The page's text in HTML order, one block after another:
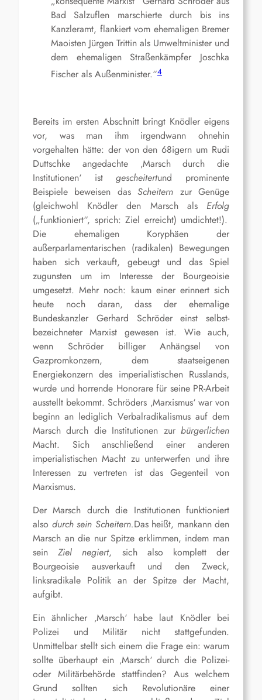
Bad Salzuflen marschierte durch bis ins
Kanzleramt, flankiert vom ehemaligen Bremer
Maoisten Jürgen Trittin als Umweltminister und
dem ehemaligen Straßenkämpfer Joschka
Fischer als Außenminister.“4
Bereits im ersten Abschnitt bringt Knödler eigens
vor, was man ihm irgendwann ohnehin
vorgehalten hätte: der von den 68igern um Rudi
Duttschke angedachte ‚Marsch durch die
Institutionen‘ istgescheitertund prominente
Beispiele beweisen dasScheitern zur Genüge
(gleichwohl Knödler den Marsch als Erfolg
(„funktioniert“, sprich: Ziel erreicht) umdichtet!).
Die ehemaligen Koryphäen der
außerparlamentarischen (radikalen) Bewegungen
haben sich verkauft, gebeugt und das Spiel
zugunsten um im Interesse der Bourgeoisie
umgesetzt. Mehr noch: kaum einer erinnert sich
heute noch daran, dass der ehemalige
Bundeskanzler Gerhard Schröder einst selbst-
bezeichneter Marxist gewesen ist. Wie auch,
wenn Schröder billiger Anhängsel von
Gazpromkonzern, dem staatseigenen
Energiekonzern des imperialistischenRusslands,
wurde und horrende Honorare für seine PR-Arbeit
ausstellt bekommt. Schröders ‚Marxismus‘ war von
beginn an lediglich Verbalradikalismus auf dem
Marsch durch die Institutionen zur bürgerlichen
Macht. Sich anschließend einer anderen
imperialistischen Macht zu unterwerfen und ihre
Interessen zu vertreten ist das Gegenteil von
Marxismus.
Der Marsch durch die Institutionen funktioniert
also durch sein Scheitern.Das heißt, mankannden
Marsch an die nur Spitze erklimmen, indem man
seinZielnegiert, sich also komplett der
Bourgeoisie ausverkauft und den Zweck,
linksradikale Politik an der Spitze der Macht,
aufgibt.
Ein ähnlicher ‚Marsch‘ habe laut Knödler bei
Polizei und Militär nicht stattgefunden.
Unmittelbar stellt sicheinem dieFrage ein: warum
sollte überhaupt ein ‚Marsch‘ durch die Polizei-
oder Militärbehörde stattfinden? Aus welchem
Grund sollten sich Revolutionäre einer